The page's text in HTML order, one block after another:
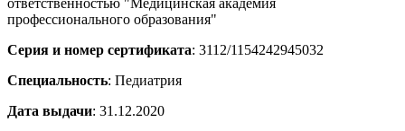
профессионального образования"
Серия и номер сертификата: 3112/1154242945032
Специальность: Педиатрия
Дата выдачи: 31.12.2020